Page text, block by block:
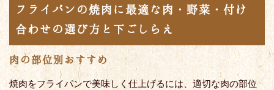
フライパンの焼肉に最適な肉・野菜・付け
合わせの選び方と下ごしらえ
肉の部位別おすすめ
焼肉をフライパンで美味しく仕上げるには、適切な肉の部位